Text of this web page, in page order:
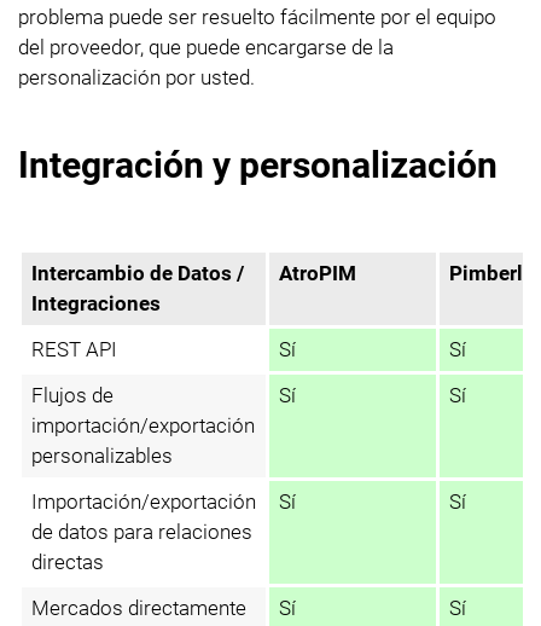
problema puede ser resuelto fácilmente por el equipo
del proveedor, que puede encargarse de la
personalización por usted.
Integración y personalización
Intercambio de Datos /
Integraciones
AtroPIM Pimberly
REST API Sí
Sí
Flujos de
importación/exportación
personalizables
Sí Sí
Importación/exportación
de datos para relaciones
directas
Sí Sí
Mercados directamente Sí
Sí